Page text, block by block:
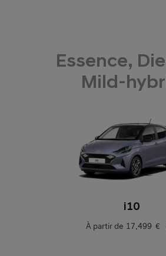
Essence,
Mild-
i10
À partir de 17.499 €